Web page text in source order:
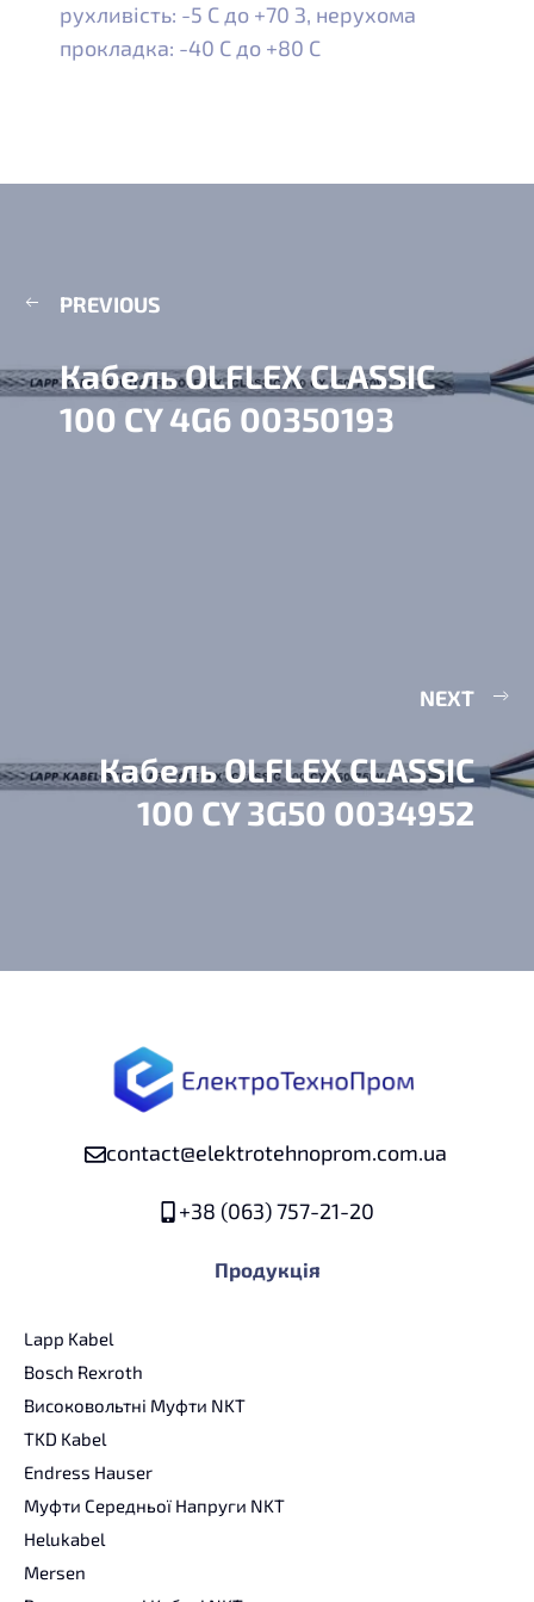
рухливість: -5 С до +70 З, нерухома
прокладка: -40 С до +80 С
PREVIOUS
Кабель OLFLEX CLASSIC
100 CY 4G6 00350193
NEXT
Кабель OLFLEX CLASSIC
100 CY 3G50 0034952
contact@elektrotehnoprom.com.ua
+38 (063) 757-21-20
Продукція
Lapp Kabel
Bosch Rexroth
Високовольтні Муфти NKT
TKD Kabel
Endress Hauser
Муфти Середньої Напруги NKT
Helukabel
Mersen